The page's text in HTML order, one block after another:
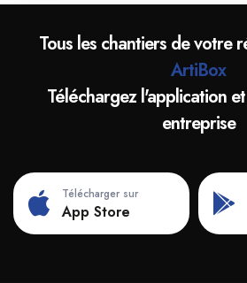
Tous les chantiers de votre
ArtiBox
Téléchargez l'application
entreprise
Télécharger sur
App Store